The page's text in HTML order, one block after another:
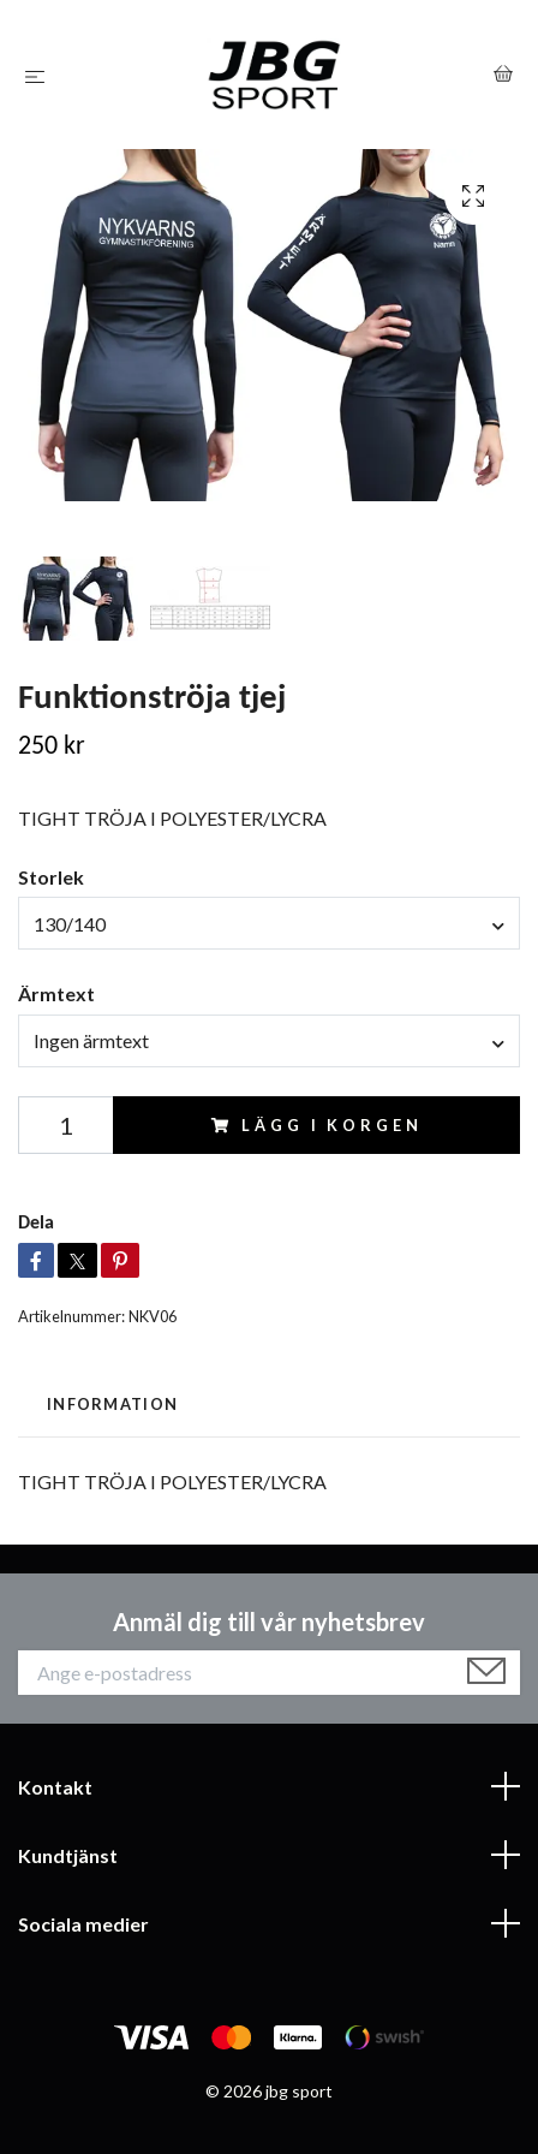
Funktionströja tjej
250 kr
TIGHT TRÖJA I POLYESTER/LYCRA
Storlek
130/140
Ärmtext
Ingen ärmtext
LÄGG I KORGEN
Dela
Artikelnummer:NKV06
INFORMATION
TIGHT TRÖJA I POLYESTER/LYCRA
Anmäl dig till vår nyhetsbrev
Kontakt
Kundtjänst
Sociala medier
© 2026 jbg sport